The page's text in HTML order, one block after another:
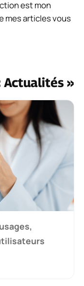
est mon
mes articles vous
Actualités »